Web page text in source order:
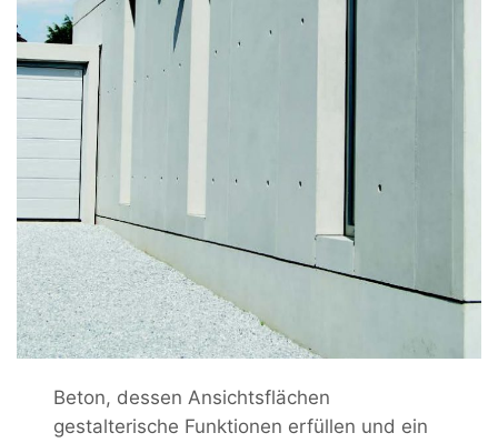
Beton, dessen Ansichtsflächen
gestalterische Funktionen erfüllen und ein